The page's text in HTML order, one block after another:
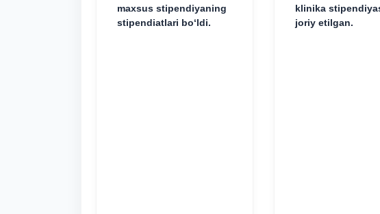
maxsus stipendiyaning
stipendiatlari bo‘ldi.
klinika
joriy etilgan.